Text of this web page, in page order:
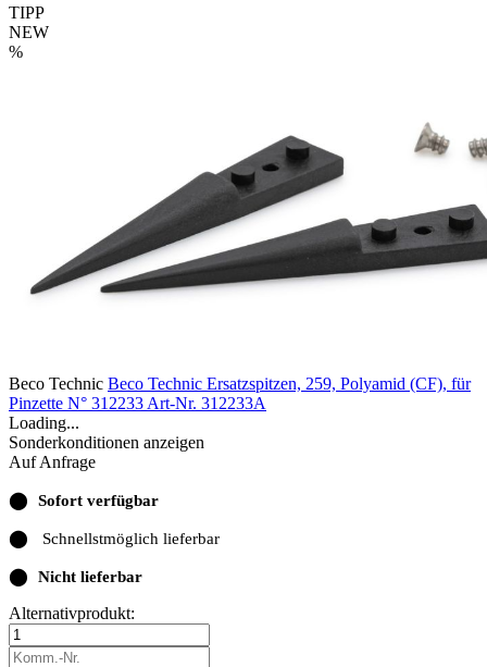
TIPP
NEW
%
Beco Technic Beco Technic Ersatzspitzen, 259, Polyamid (CF), für
Pinzette N° 312233 Art-Nr. 312233A
Loading...
Sonderkonditionen anzeigen
Auf Anfrage
⬤ Sofort verfügbar
⬤ Schnellstmöglich lieferbar
⬤ Nicht lieferbar
Alternativprodukt: